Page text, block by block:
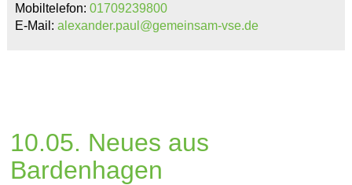
Mobiltelefon: 01709239800
E-Mail: alexander.paul@gemeinsam-vse.de
10.05. Neues aus
Bardenhagen